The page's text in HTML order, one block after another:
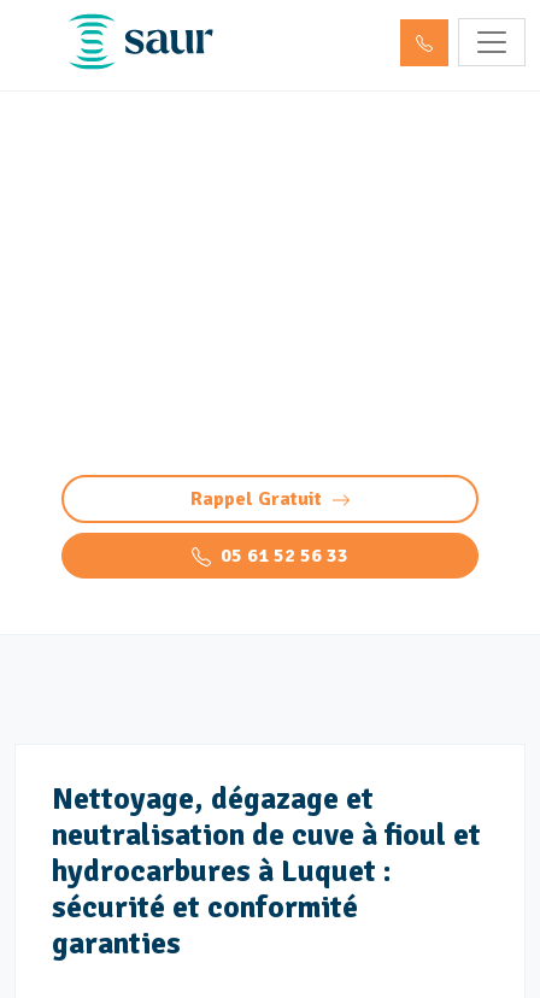
Rappel Gratuit
05 61 52 56 33
Nettoyage, dégazage et
neutralisation de cuve à fioul et
hydrocarbures à Luquet :
sécurité et conformité
garanties